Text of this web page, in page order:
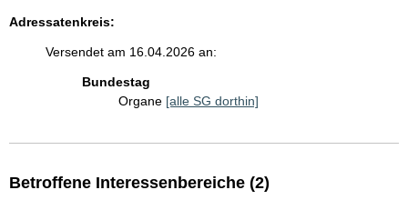
Adressatenkreis:
Versendet am 16.04.2026 an:
Bundestag
Organe [alle SG dorthin]
Betroffene Interessenbereiche (2)